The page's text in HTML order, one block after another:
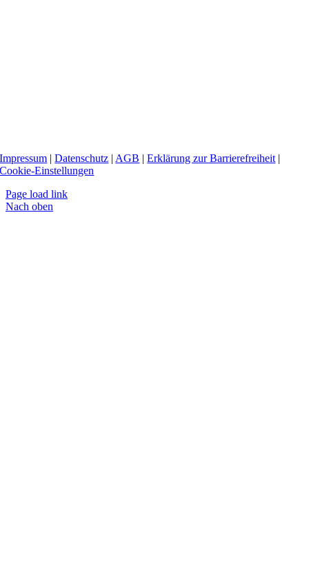
Impressum |Datenschutz | AGB |Erklärung zur Barrierefreiheit |
Cookie-Einstellungen
Page load link
Nach oben